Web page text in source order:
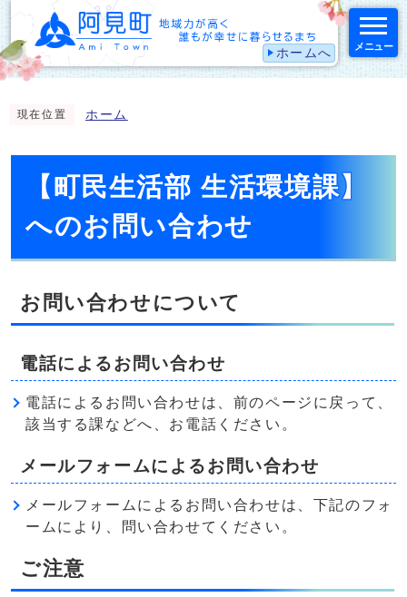
ホームへ メニュー
現在位置 ホーム
【町民生活部 生活環境課】
へのお問い合わせ
お問い合わせについて
電話によるお問い合わせ
電話によるお問い合わせは、前のページに戻って、
該当する課などへ、お電話ください。
メールフォームによるお問い合わせ
メールフォームによるお問い合わせは、下記のフォ
ームにより、問い合わせてください。
ご注意